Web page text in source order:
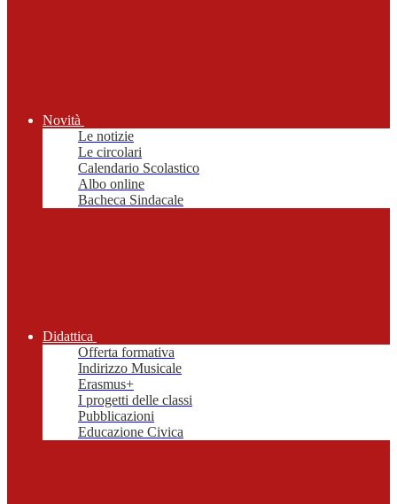
Novità
Le notizie
Le circolari
Calendario Scolastico
Albo online
Bacheca Sindacale
Didattica
Offerta formativa
Indirizzo Musicale
Erasmus+
I progetti delle classi
Pubblicazioni
Educazione Civica